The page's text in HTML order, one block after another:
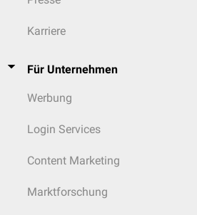
Karriere
Für Unternehmen
Werbung
Login Services
Content Marketing
Marktforschung